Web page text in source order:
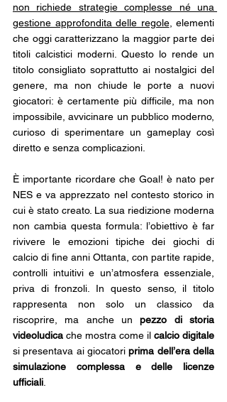
non richiede strategie complesse né una
gestione approfondita delle regole, elementi
che oggi caratterizzano la maggior parte dei
titoli calcistici moderni. Questo lo rende un
titolo consigliato soprattutto ai nostalgici del
genere, ma non chiude le porte a nuovi
giocatori: è certamente più difficile, ma non
impossibile, avvicinare un pubblico moderno,
curioso di sperimentare un gameplay così
diretto e senza complicazioni.
È importante ricordare che Goal! è nato per
NES e va apprezzato nel contesto storico in
cui è stato creato. La sua riedizione moderna
non cambia questa formula: l’obiettivo è far
rivivere le emozioni tipiche dei giochi di
calcio di fine anni Ottanta, con partite rapide,
controlli intuitivi e un’atmosfera essenziale,
priva di fronzoli. In questo senso, il titolo
rappresenta non solo un classico da
riscoprire, ma anche un pezzo di storia
videoludica che mostra come il calcio digitale
si presentava ai giocatori prima dell’era della
simulazione complessa e delle licenze
ufficiali